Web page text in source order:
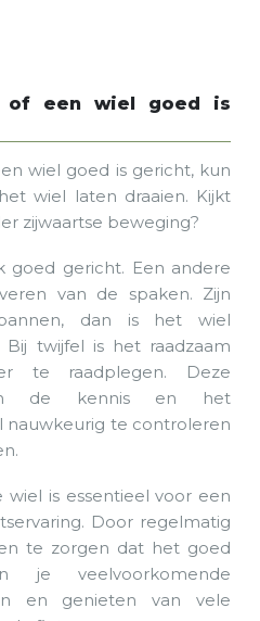
of een wiel goed is
wiel goed is gericht, kun
wiel laten draaien. Kijkt
zijwaartse beweging?
goed gericht. Een andere
van de spaken. Zijn
dan is het wiel
Bij twijfel is het raadzaam
te raadplegen. Deze
de kennis en het
nauwkeurig te controleren
wiel is essentieel voor een
Door regelmatig
te zorgen dat het goed
je veelvoorkomende
en genieten van vele